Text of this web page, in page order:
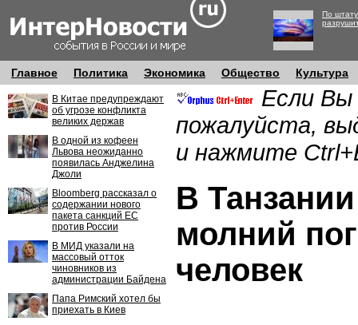
По
Главное Политика Экономика Общество Культура
В Китае предупреждают
об угрозе конфликта
великих держав
В одной из кофеен
Львова неожиданно
появилась Анджелина
Джоли
Bloomberg рассказал о
содержании нового
пакета санкций ЕС
против России
В МИД указали на
массовый отток
чиновников из
администрации Байдена
Папа Римский хотел бы
приехать в Киев
Если Вы
пожалуйста,
и нажмите
В
молний
человек